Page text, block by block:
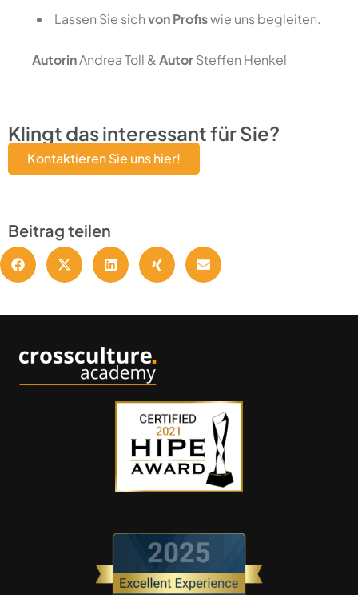
Lassen Sie sichvon Profiswie uns begleiten.
AutorinAndrea Toll &AutorSteffen Henkel
Klingt das interessant für Sie?
Kontaktieren Sie uns hier!
Beitrag teilen